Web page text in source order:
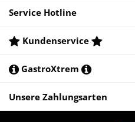
Service Hotline
Kundenservice
GastroXtrem
Unsere Zahlungsarten